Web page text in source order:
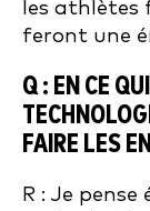
les athlètes
feront une
Q : EN CE
FAIRE LES
R : Je